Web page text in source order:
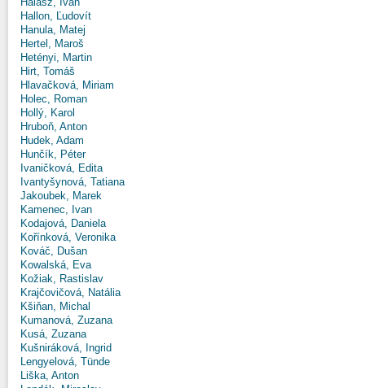
Hallon, Ľudovít
Hanula, Matej
Hertel, Maroš
Hetényi, Martin
Hirt, Tomáš
Hlavačková, Miriam
Holec, Roman
Hollý, Karol
Hruboň, Anton
Hudek, Adam
Hunčík, Péter
Ivaničková, Edita
Ivantyšynová, Tatiana
Jakoubek, Marek
Kamenec, Ivan
Kodajová, Daniela
Kořínková, Veronika
Kováč, Dušan
Kowalská, Eva
Kožiak, Rastislav
Krajčovičová, Natália
Kšiňan, Michal
Kumanová, Zuzana
Kusá, Zuzana
Kušniráková, Ingrid
Lengyelová, Tünde
Liška, Anton